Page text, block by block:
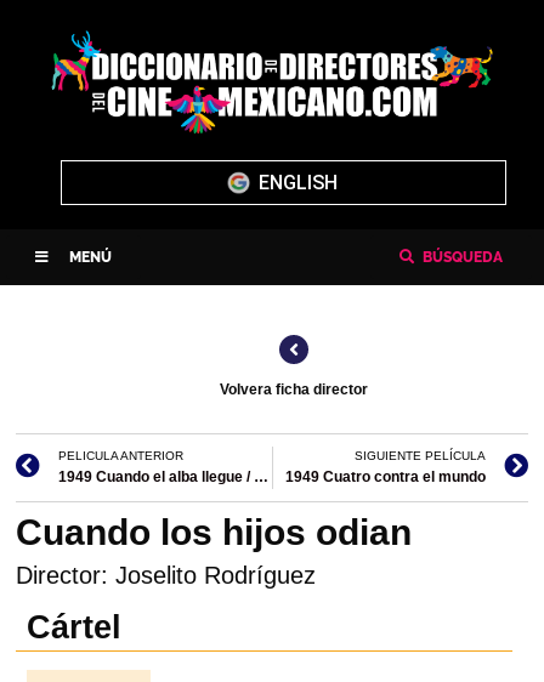
ENGLISH
MENÚ BÚSQUEDA
Volvera ficha director
PELICULA ANTERIOR
1949 Cuando el alba llegue / Fuego en la carne
SIGUIENTE PELÍCULA
1949 Cuatro contra el mundo
Cuando los hijos odian
Director: Joselito Rodríguez
Cártel